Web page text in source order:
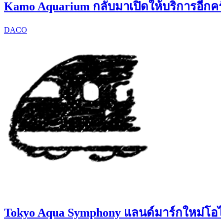
Kamo Aquarium กลับมาเปิดให้บริการอีกค
DACO
Tokyo Aqua Symphony แลนด์มาร์กใหม่โอ